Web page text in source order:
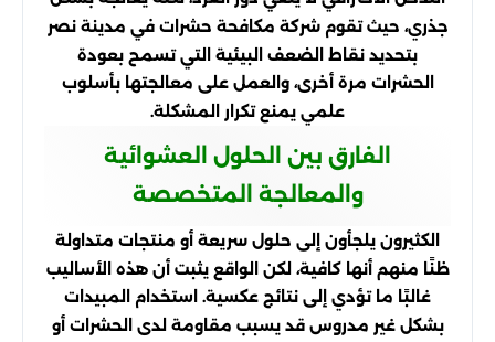
جذري، حيث تقوم شركة مكافحة حشرات في مدينة نصر
بتحديد نقاط الضعف البيئية التي تسمح بعودة
الحشرات مرة أخرى، والعمل على معالجتها بأسلوب
علمي يمنع تكرار المشكلة.
الفارق بين الحلول العشوائية
والمعالجة المتخصصة
الكثيرون يلجأون إلى حلول سريعة أو منتجات متداولة
ظنًا منهم أنها كافية، لكن الواقع يثبت أن هذه الأساليب
غالبًا ما تؤدي إلى نتائج عكسية. استخدام المبيدات
بشكل غير مدروس قد يسبب مقاومة لدى الحشرات أو